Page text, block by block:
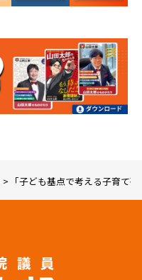
「子ども基点で考える子育て